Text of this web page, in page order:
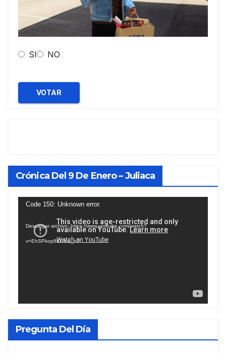
SI NO
VOTAR
Crónica Del 9 De Enero – Juliaca
Reproductor
vídeo
Code 150: Unknown error.
Descargar archivo: https://www.youtube.com/watch?
v=EhSPkop8KPY&_=2
Pregunta Del Día